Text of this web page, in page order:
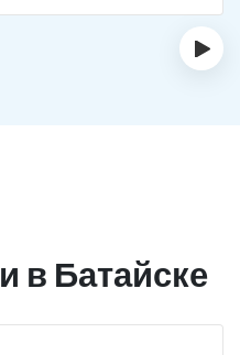
девушку завел.
›
в Батайске